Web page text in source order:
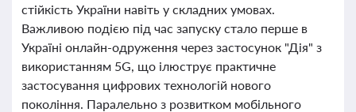
стійкість України навіть у складних умовах.
Важливою подією під час запуску стало перше в
Україні онлайн-одруження через застосунок "Дія" з
використанням 5G, що ілюструє практичне
застосування цифрових технологій нового
покоління. Паралельно з розвитком мобільного